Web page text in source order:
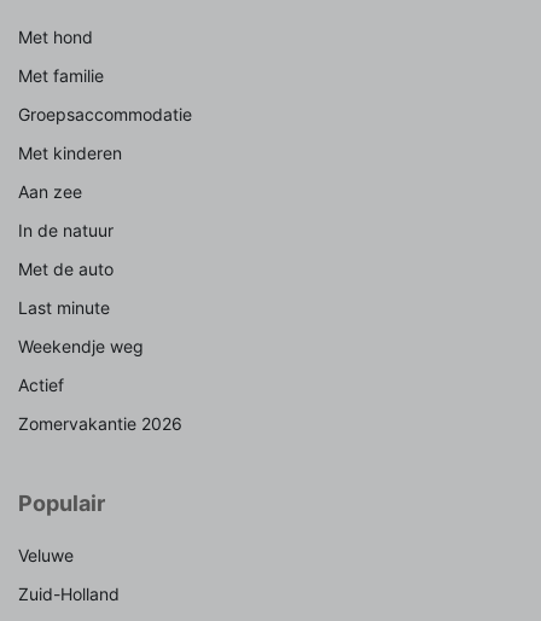
Met hond
Met familie
Groepsaccommodatie
Met kinderen
Aan zee
In de natuur
Met de auto
Last minute
Weekendje weg
Actief
Zomervakantie 2026
Populair
Veluwe
Zuid-Holland